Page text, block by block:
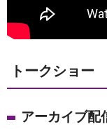
トークショー
アーカイブ配